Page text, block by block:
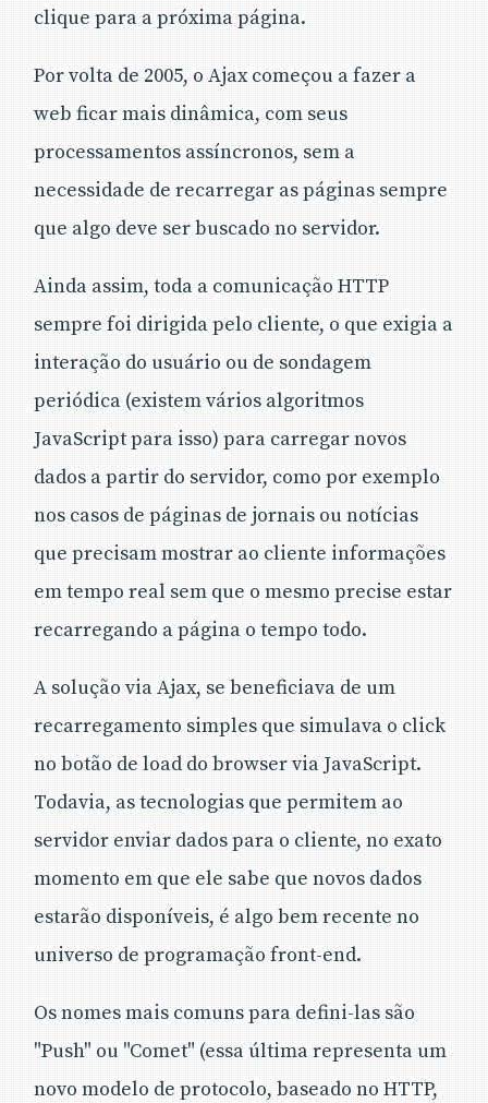
disso seria muito alto.
APIs tanto no front-end quanto no back-end,
verá que linguagens de programação
implementam tal recurso, bem como
entenderá como implementar todos os serviços
usando o SockJS, a API mais usada para
clique para a próxima página.
Por volta de 2005, o Ajax começou a fazer a
web ficar mais dinâmica, com seus
processamentos assíncronos, sem a
necessidade de recarregar as páginas sempre
que algo deve ser buscado no servidor.
Ainda assim, toda a comunicação HTTP
sempre foi dirigida pelo cliente, o que exigia a
interação do usuário ou de sondagem
periódica (existem vários algoritmos
JavaScript para isso) para carregar novos
dados a partir do servidor, como por exemplo
nos casos de páginas de jornais ou notícias
que precisam mostrar ao cliente informações
em tempo real sem que o mesmo precise estar
recarregando a página o tempo todo.
A solução via Ajax, se beneficiava de um
recarregamento simples que simulava o click
no botão de load do browser via JavaScript.
Todavia, as tecnologias que permitem ao
servidor enviar dados para o cliente, no exato
momento em que ele sabe que novos dados
estarão disponíveis, é algo bem recente no
universo de programação front-end.
Os nomes mais comuns para defini-las são
"Push" ou "Comet" (essa última representa um
novo modelo de protocolo, baseado no HTTP,